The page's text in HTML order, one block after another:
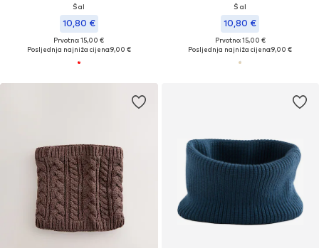
Šal
10,80 €
Prvotno: 15,00 €
Posljednja najniža cijena:9,00 €
Šal
10,80 €
Prvotno: 15,00 €
Posljednja najniža cijena:9,00 €